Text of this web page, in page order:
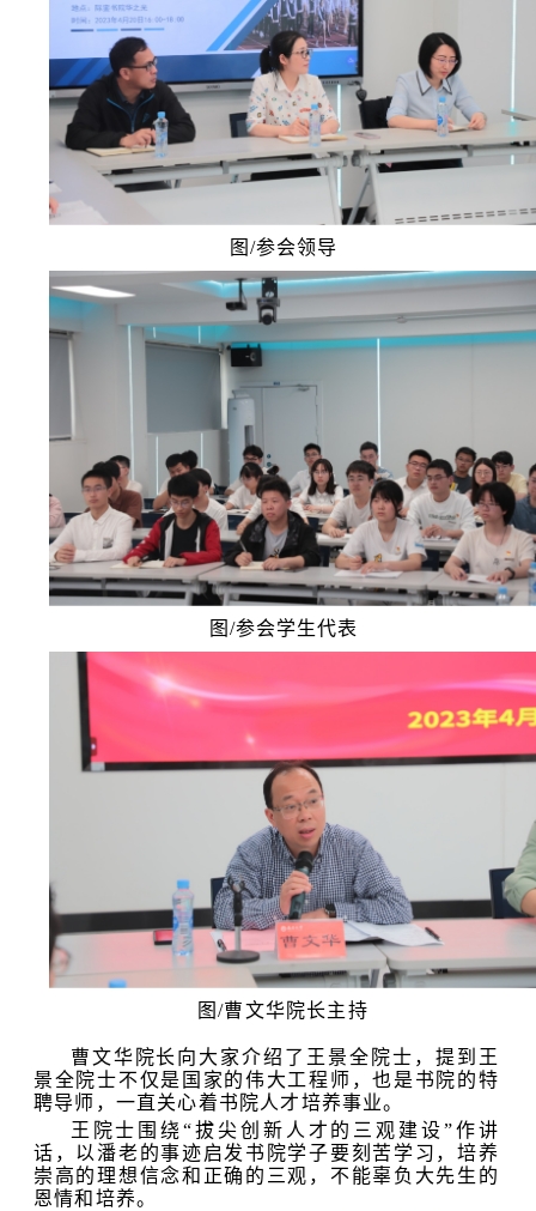
图/参会领导
图/参会学生代表
图/曹文华院长主持
曹文华院长向大家介绍了王景全院士，提到王
景全院士不仅是国家的伟大工程师，也是书院的特
聘导师，一直关心着书院人才培养事业。
王院士围绕“拔尖创新人才的三观建设”作讲
话，以潘老的事迹启发书院学子要刻苦学习，培养
崇高的理想信念和正确的三观，不能辜负大先生的
恩情和培养。